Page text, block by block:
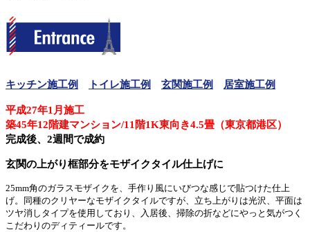
キッチン施工例 ト イレ施工例 玄関施工例 居室施工例
平成27年1月施工
築45年12階建マンション/11階1K東向き4.5畳（東京都港区）
完成後、2週間で成約
玄関の上がり框部分をモザイクタイル仕上げに
25mm角のガラスモザイクを、手作り風にいびつな感じで貼つけた仕上
げ。同種のクリヤーなモザイクタイルですが、立ち上がりは光沢、平面は
ツヤ消しタイプを使用しており、入居後、掃除の折などにやっと気がつく
こだわりのディティールです。